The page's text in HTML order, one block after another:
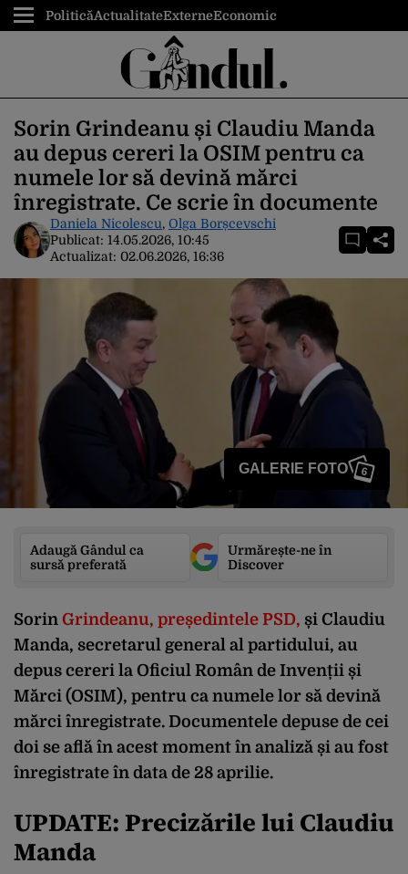
PoliticăActualitateExterneEconomic
Sorin Grindeanu și Claudiu Manda
au depus cereri la OSIM pentru ca
numele lor să devină mărci
înregistrate. Ce scrie în documente
Daniela Nicolescu, Olga Borșcevschi
Publicat: 14.05.2026, 10:45
Actualizat: 02.06.2026, 16:36
GALERIE FOTO 6
Adaugă Gândul ca
sursă preferată
Urmărește-ne în
Discover
Sorin Grindeanu, președintele PSD, și Claudiu
Manda, secretarul general al partidului, au
depus cereri la Oficiul Român de Invenții și
Mărci (OSIM), pentru ca numele lor să devină
mărci înregistrate. Documentele depuse de cei
doi se află în acest moment în analiză și au fost
înregistrate în data de 28 aprilie.
UPDATE: Precizările lui Claudiu
Manda